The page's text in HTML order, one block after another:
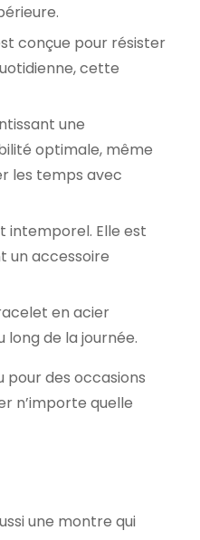
conçue pour résister
cette
une
optimale, même
les temps avec
intemporel. Elle est
un accessoire
en acier
de la journée.
pour des occasions
n’importe quelle
une montre qui